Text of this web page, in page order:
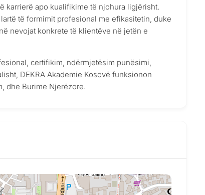
karrierë apo kualifikime të njohura ligjërisht.
të formimit profesional me efikasitetin, duke
nevojat konkrete të klientëve në jetën e
certifikim, ndërmjetësim punësimi,
DEKRA Akademie Kosovë funksionon
dhe Burime Njerëzore.